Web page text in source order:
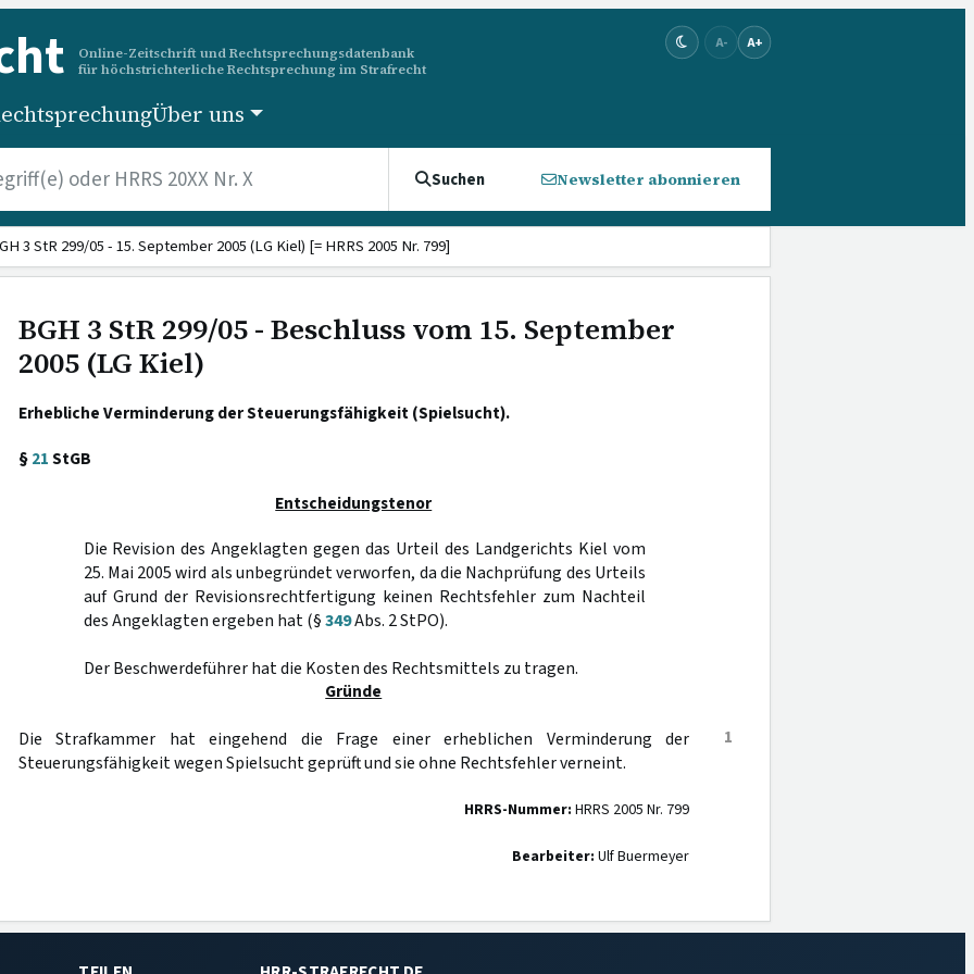
Online-Zeitschrift und Rechtsprechungsdatenbank
für höchstrichterliche Rechtsprechung im Strafrecht
A- A+
Über uns
Suchen Newsletter abonnieren
3 StR 299/05 - 15. September 2005 (LG Kiel) [= HRRS 2005 Nr. 799]
BGH 3 StR 299/05 - Beschluss vom 15. September
2005 (LG Kiel)
Erhebliche Verminderung der Steuerungsfähigkeit (Spielsucht).
§21StGB
Entscheidungstenor
Die Revision des Angeklagten gegen das Urteil des Landgerichts Kiel vom
25. Mai 2005 wird als unbegründet verworfen, da die Nachprüfung des Urteils
auf Grund der Revisionsrechtfertigung keinen Rechtsfehler zum Nachteil
des Angeklagten ergeben hat (§349Abs. 2 StPO).
Der Beschwerdeführer hat die Kosten des Rechtsmittels zu tragen.
Gründe
1
Die Strafkammer hat eingehend die Frage einer erheblichen Verminderung der
Steuerungsfähigkeit wegen Spielsucht geprüft und sie ohne Rechtsfehler verneint.
HRRS-Nummer: HRRS 2005 Nr. 799
Bearbeiter: Ulf Buermeyer